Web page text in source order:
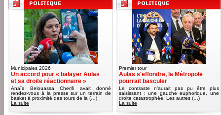
Municipales 2026
Un accord pour « balayer Aulas
et sa droite réactionnaire »
Anaïs Belouassa Cherifi avait donné
rendez-vous à la presse sur un terrain de
basket à proximité des tours de la (…)
La suite
Premier tour
Aulas s'effondre, la Métropole
pourrait basculer
Le contraste n’aurait pas pu être plus
saisissant : une gauche euphorique, une
droite catastrophée. Les autres (…)
La suite